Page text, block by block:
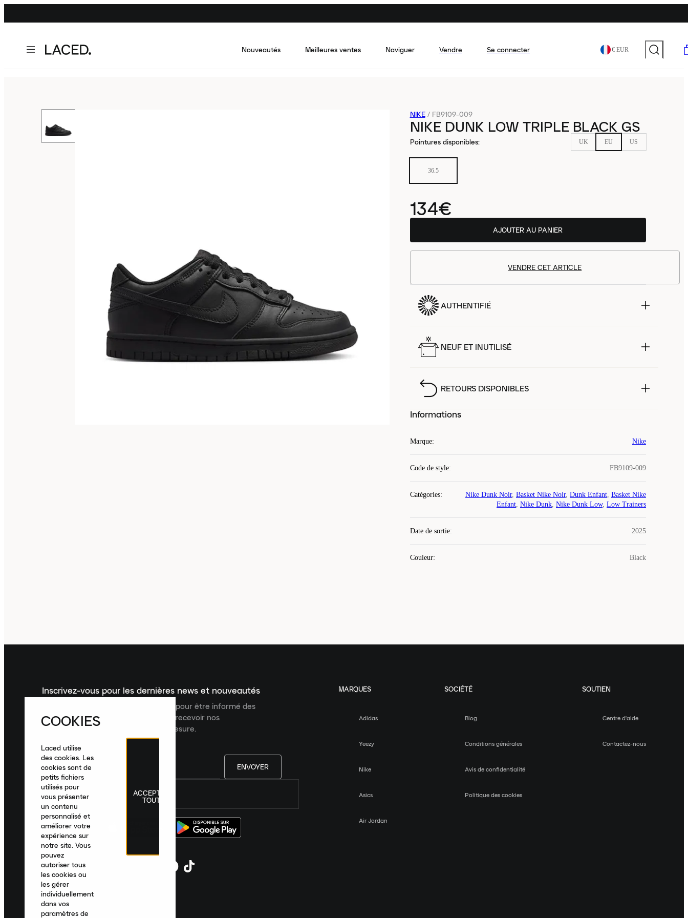
Nouveautés Meilleures ventes Naviguer Vendre Se connecter € EUR
NIKE / FB9109-009
NIKE DUNK LOW TRIPLE BLACK GS
Pointures disponibles: UK EU US
36.5
134€
AJOUTER AU PANIER
VENDRE CET ARTICLE
AUTHENTIFIÉ
NEUF ET INUTILISÉ
RETOURS DISPONIBLES
Informations
Marque: Nike
Code de style: FB9109-009
Catégories: Nike Dunk Noir, Basket Nike Noir, Dunk Enfant, Basket Nike
Enfant, Nike Dunk, Nike Dunk Low, Low Trainers
Date de sortie: 2025
Couleur: Black
Inscrivez-vous pour les dernières news et nouveautés
Inscrivez-vous à la newsletter Laced pour être informé des
dernières nouveautés, collections et recevoir nos
recommandations de produits sur mesure.
ENVOYER
France|Français
MARQUES
Adidas
Yeezy
Nike
Asics
Air Jordan
SOCIÉTÉ
Blog
Conditions générales
Avis de confidentialité
Politique des cookies
SOUTIEN
Centre d'aide
Contactez-nous
COOKIES
Laced utilise
des cookies. Les
cookies sont de
petits fichiers
utilisés pour
vous présenter
un contenu
personnalisé et
améliorer votre
expérience sur
notre site. Vous
pouvez
autoriser tous
les cookies ou
les gérer
individuellement
dans vos
paramètres de
ACCEPTER
TOUT